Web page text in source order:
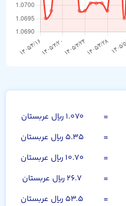
=
۱.۰۷۰ ریال عربستان
=
۵.۳۵ ریال عربستان
=
۱۰.۷۰ ریال عربستان
=
۲۶.۷ ریال عربستان
=
۵۳.۵ ریال عربستان